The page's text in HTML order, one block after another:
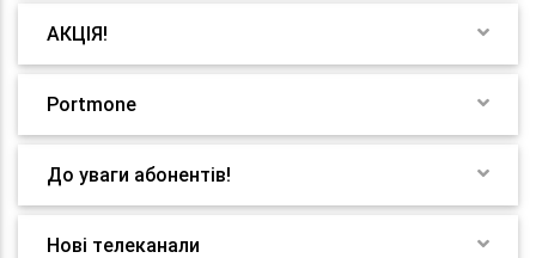
АКЦІЯ!
Portmone
До уваги абонентів!
Нові телеканали